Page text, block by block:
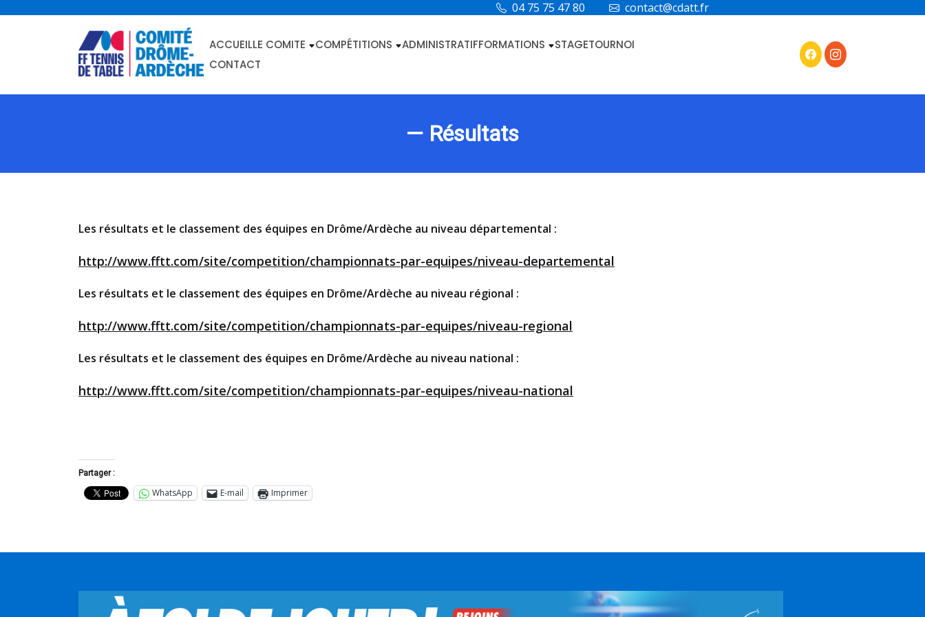
04 75 75 47 80 contact@cdatt.fr
ACCUEILLE COMITE COMPÉTITIONS ADMINISTRATIFFORMATIONS STAGETOURNOI
CONTACT
— Résultats
Les résultats et le classement des équipes en Drôme/Ardèche au niveau départemental :
http://www.fftt.com/site/competition/championnats-par-equipes/niveau-departemental
Les résultats et le classement des équipes en Drôme/Ardèche au niveau régional :
http://www.fftt.com/site/competition/championnats-par-equipes/niveau-regional
Les résultats et le classement des équipes en Drôme/Ardèche au niveau national :
http://www.fftt.com/site/competition/championnats-par-equipes/niveau-national
Partager :
WhatsApp E-mail Imprimer